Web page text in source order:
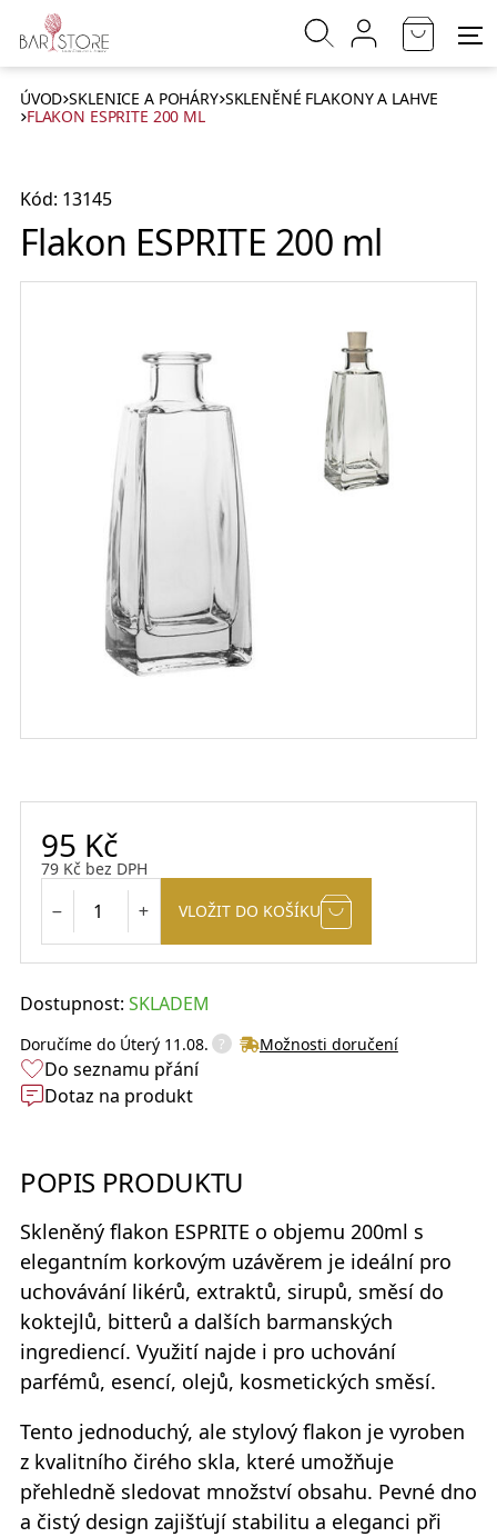
ÚVOD SKLENICE A POHÁRY SKLENĚNÉ FLAKONY A LAHVE
FLAKON ESPRITE 200 ML
Kód: 13145
Flakon ESPRITE 200 ml
95 Kč
79 Kčbez DPH
VLOŽIT DO KOŠÍKU
Dostupnost: SKLADEM
Doručíme do Úterý 11.08. ? Možnosti doručení
Do seznamu přání
Dotaz na produkt
POPIS PRODUKTU
Skleněný flakon ESPRITE o objemu 200ml s
elegantním korkovým uzávěrem je ideální pro
uchovávání likérů, extraktů, sirupů, směsí do
koktejlů, bitterů a dalších barmanských
ingrediencí. Využití najde i pro uchování
parfémů, esencí, olejů, kosmetických směsí.
Tento jednoduchý, ale stylový flakon je vyroben
z kvalitního čirého skla, které umožňuje
přehledně sledovat množství obsahu. Pevné dno
a čistý design zajišťují stabilitu a eleganci při